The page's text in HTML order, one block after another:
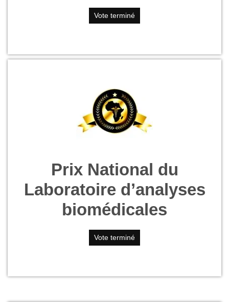
Vote terminé
Prix National du
Laboratoire d’analyses
biomédicales
Vote terminé